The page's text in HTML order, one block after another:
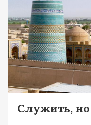
Служить,